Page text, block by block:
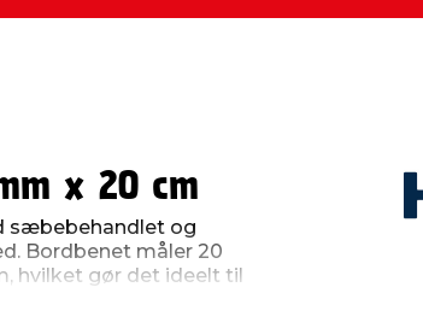
x 20 cm
sæbebehandlet og
Bordbenet måler 20
hvilket gør det ideelt til